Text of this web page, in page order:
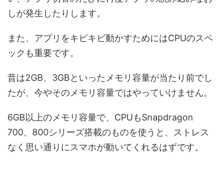
しが発生したりします。
また、アプリをキビキビ動かすためにはCPUのスペ
ックも重要です。
昔は2GB、3GBといったメモリ容量が当たり前でし
たが、今やそのメモリ容量ではやっていけません。
6GB以上のメモリ容量で、CPUもSnapdragon
700、800シリーズ搭載のものを使うと、ストレス
なく思い通りにスマホが動いてくれるはずです。